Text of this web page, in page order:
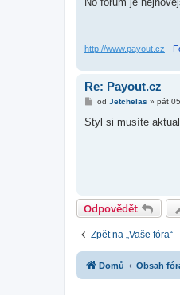
e
http://www.payout.cz -
Re: Payout.cz
P
í
s
od Jetchelas » pát
Styl si musíte
Odpovědět
Zpět na „Vaše fóra“
Domů Obsah